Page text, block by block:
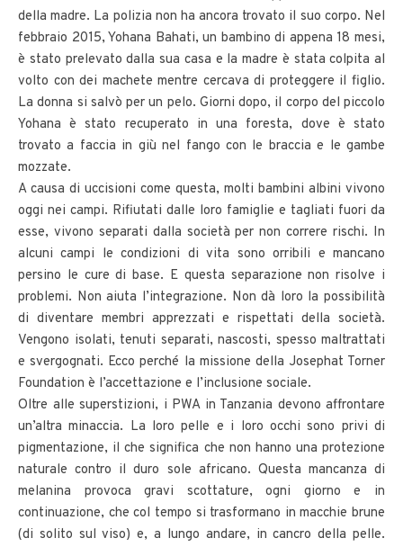
della madre. La polizia non ha ancora trovato il suo corpo. Nel
febbraio 2015, Yohana Bahati, un bambino di appena 18 mesi,
è stato prelevato dalla sua casa e la madre è stata colpita al
volto con dei machete mentre cercava di proteggere il figlio.
La donna si salvò per un pelo. Giorni dopo, il corpo del piccolo
Yohana è stato recuperato in una foresta, dove è stato
trovato a faccia in giù nel fango con le braccia e le gambe
mozzate.
A causa di uccisioni come questa, molti bambini albini vivono
oggi nei campi. Rifiutati dalle loro famiglie e tagliati fuori da
esse, vivono separati dalla società per non correre rischi. In
alcuni campi le condizioni di vita sono orribili e mancano
persino le cure di base. E questa separazione non risolve i
problemi. Non aiuta l’integrazione. Non dà loro la possibilità
di diventare membri apprezzati e rispettati della società.
Vengono isolati, tenuti separati, nascosti, spesso maltrattati
e svergognati. Ecco perché la missione della Josephat Torner
Foundation è l’accettazione e l’inclusione sociale.
Oltre alle superstizioni, i PWA in Tanzania devono affrontare
un’altra minaccia. La loro pelle e i loro occhi sono privi di
pigmentazione, il che significa che non hanno una protezione
naturale contro il duro sole africano. Questa mancanza di
melanina provoca gravi scottature, ogni giorno e in
continuazione, che col tempo si trasformano in macchie brune
(di solito sul viso) e, a lungo andare, in cancro della pelle.